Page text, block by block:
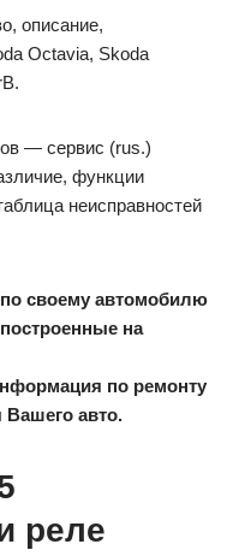
описание,
Octavia, Skoda
— сервис (rus.)
функции
неисправностей
своему автомобилю
на
по ремонту
авто.
реле